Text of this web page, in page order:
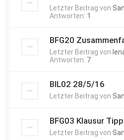
Letzter Beitrag von
Antworten: 1
BFG20
Letzter Beitrag von
Antworten: 7
BIL02 28/5/16
Letzter Beitrag von
BFG03 Klausur Tipp
Letzter Beitrag von